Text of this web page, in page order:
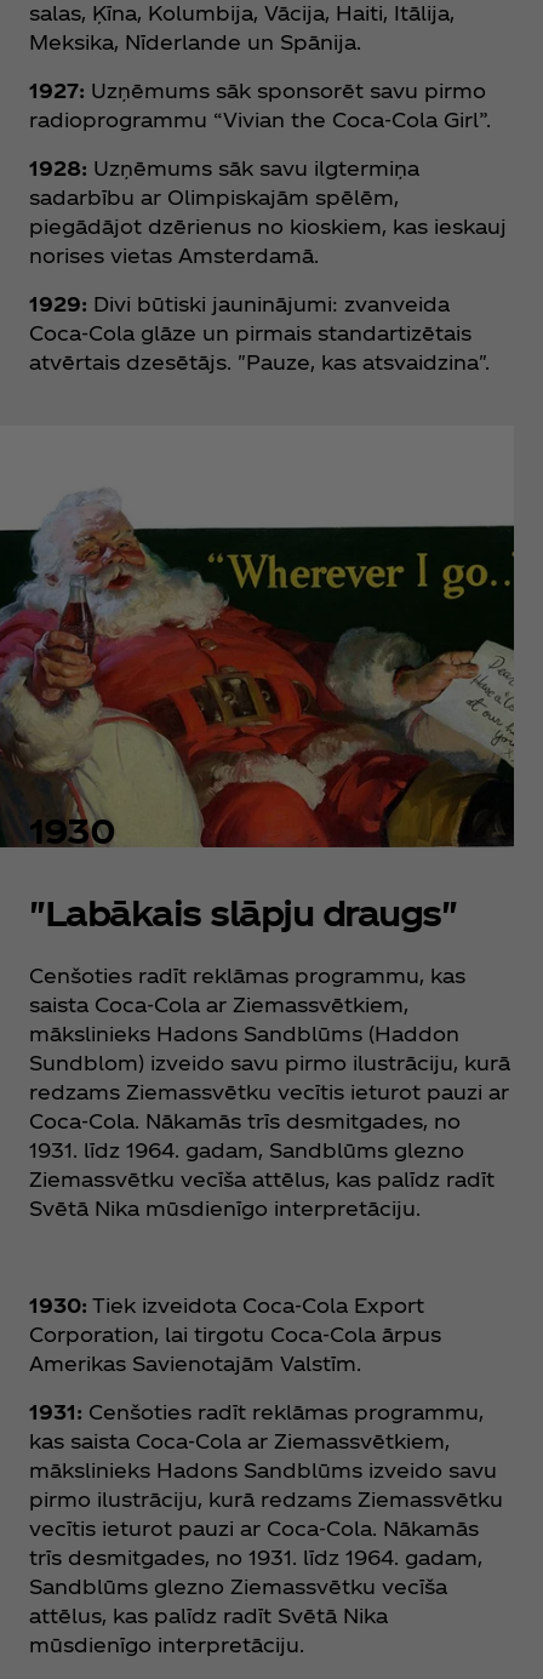
salas, Ķīna, Kolumbija, Vācija, Haiti, Itālija,
Meksika, Nīderlande un Spānija.
1927: Uzņēmums sāk sponsorēt savu pirmo
radioprogrammu “Vivian the Coca‑Cola Girl”.
1928: Uzņēmums sāk savu ilgtermiņa
sadarbību ar Olimpiskajām spēlēm,
piegādājot dzērienus no kioskiem, kas ieskauj
norises vietas Amsterdamā.
1929: Divi būtiski jauninājumi: zvanveida
Coca‑Cola glāze un pirmais standartizētais
atvērtais dzesētājs. "Pauze, kas atsvaidzina".
1930
"Labākais slāpju draugs"
Cenšoties radīt reklāmas programmu, kas
saista Coca‑Cola ar Ziemassvētkiem,
mākslinieks Hadons Sandblūms (Haddon
Sundblom) izveido savu pirmo ilustrāciju, kurā
redzams Ziemassvētku vecītis ieturot pauzi ar
Coca‑Cola. Nākamās trīs desmitgades, no
1931. līdz 1964. gadam, Sandblūms glezno
Ziemassvētku vecīša attēlus, kas palīdz radīt
Svētā Nika mūsdienīgo interpretāciju.
1930: Tiek izveidota Coca‑Cola Export
Corporation, lai tirgotu Coca‑Cola ārpus
Amerikas Savienotajām Valstīm.
1931: Cenšoties radīt reklāmas programmu,
kas saista Coca‑Cola ar Ziemassvētkiem,
mākslinieks Hadons Sandblūms izveido savu
pirmo ilustrāciju, kurā redzams Ziemassvētku
vecītis ieturot pauzi ar Coca‑Cola. Nākamās
trīs desmitgades, no 1931. līdz 1964. gadam,
Sandblūms glezno Ziemassvētku vecīša
attēlus, kas palīdz radīt Svētā Nika
mūsdienīgo interpretāciju.